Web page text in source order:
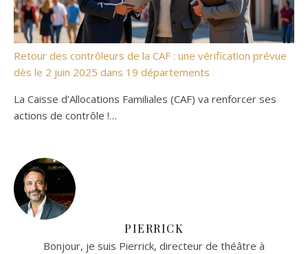
Retour des contrôleurs de la CAF : une vérification prévue
dès le 2 juin 2025 dans 19 départements
La Caisse d’Allocations Familiales (CAF) va renforcer ses
actions de contrôle !…
PIERRICK
Bonjour, je suis Pierrick, directeur de théâtre à